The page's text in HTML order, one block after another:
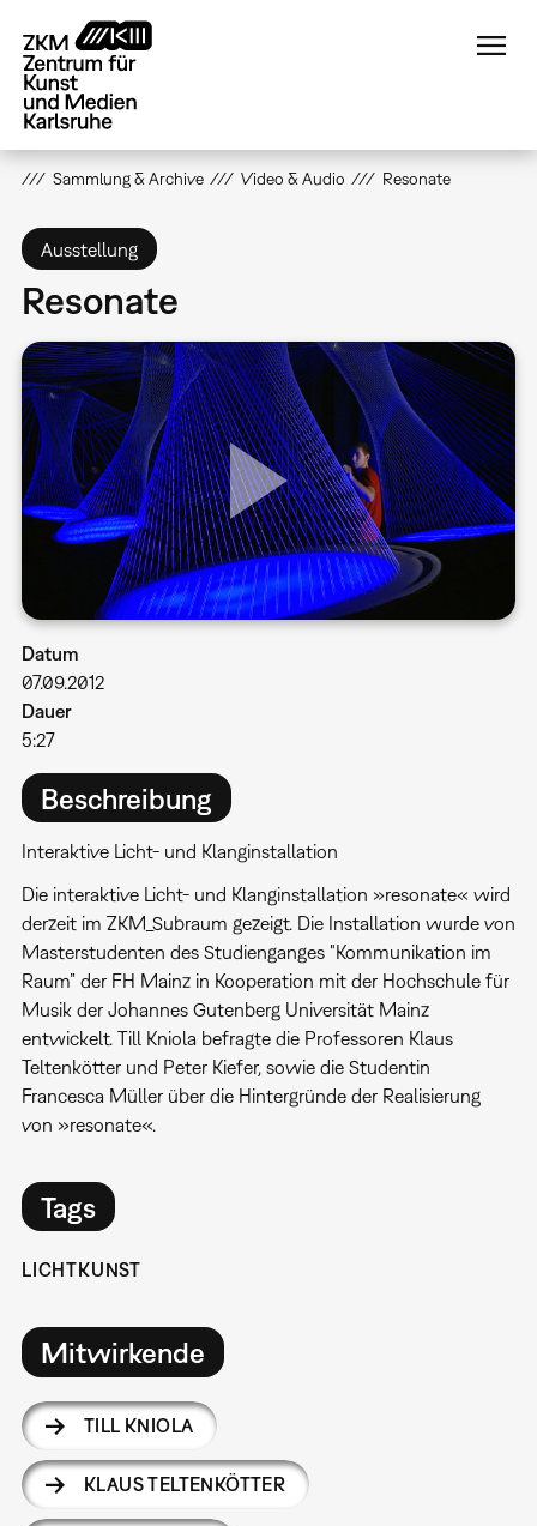
zum
Inhalt
Sammlung & Archive Video & Audio Resonate
Ausstellung
Resonate
Datum
07.09.2012
Dauer
5:27
Beschreibung
Interaktive Licht- und Klanginstallation
Die interaktive Licht- und Klanginstallation »resonate« wird
derzeit im ZKM_Subraum gezeigt. Die Installation wurde von
Masterstudenten des Studienganges "Kommunikation im
Raum” der FH Mainz in Kooperation mit der Hochschule für
Musik der Johannes Gutenberg Universität Mainz
entwickelt. Till Kniola befragte die Professoren Klaus
Teltenkötter und Peter Kiefer, sowie die Studentin
Francesca Müller über die Hintergründe der Realisierung
von »resonate«.
Tags
LICHTKUNST
Mitwirkende
TILL KNIOLA
KLAUS TELTENKÖTTER